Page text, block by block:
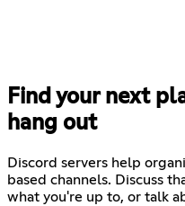
Find your next
hang out
Discord servers help
based channels. Discuss
what you're up to, or talk